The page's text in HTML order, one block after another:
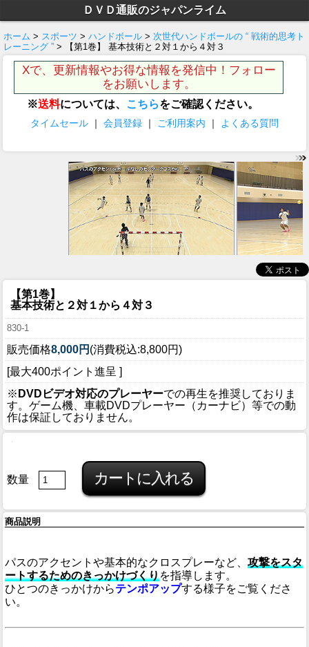
ＤＶＤ通販のジャパンライム
ホーム > スポーツ > ハンドボール > 次世代ハンドボールの “ 戦術的思考ト
レーニング ” > 【第1巻】 基本技術と２対１から４対３
Xで、更新情報やお得な情報を発信中！フォロー
をお願いします。
※送料については、 こちらをご確認ください。
タイムセール ｜ 会員登録 ｜ ご利用案内 ｜ よくある質問
【第1巻】
基本技術と２対１から４対３
830-1
販売価格8,000円 (消費税込:8,800円)
[最大400ポイント進呈 ]
※ DVDビデオ対応のプレーヤーでの再生を推奨しておりま
す。ゲーム機、車載DVDプレーヤー（カーナビ）等での動
作は保証しておりません。
数量
商品説明
パスのアクセントや基本的なクロスプレーなど、 攻撃をスタ
ートするためのきっかけづくりを指導します。
ひとつのきっかけからテンポアップする様子をご覧くださ
い。